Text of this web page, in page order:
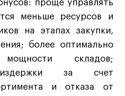
проще управлять
меньше ресурсов и
на этапах закупки,
более оптимально
мощности складов;
за счет
и отказа от